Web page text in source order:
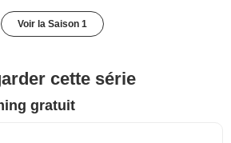
Voir la Saison 1
cette série
gratuit